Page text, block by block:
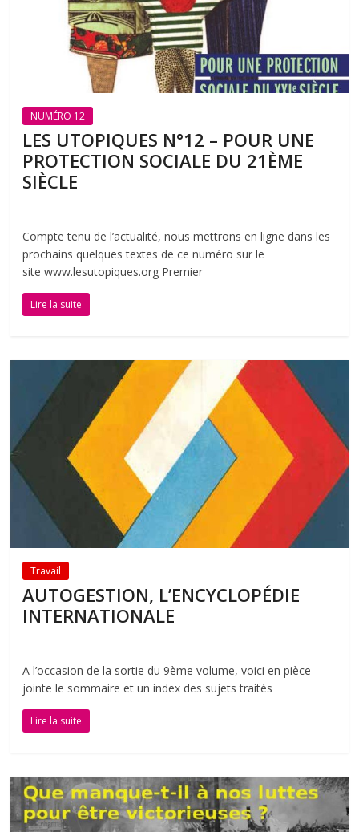
NUMÉRO 12
LES UTOPIQUES N°12 – POUR UNE
PROTECTION SOCIALE DU 21ÈME
SIÈCLE
Compte tenu de l’actualité, nous mettrons en ligne dans les
prochains quelques textes de ce numéro sur le
site www.lesutopiques.org Premier
Lire la suite
Travail
AUTOGESTION, L’ENCYCLOPÉDIE
INTERNATIONALE
A l’occasion de la sortie du 9ème volume, voici en pièce
jointe le sommaire et un index des sujets traités
Lire la suite